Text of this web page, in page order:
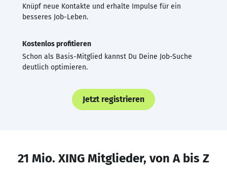
Knüpf neue Kontakte und erhalte Impulse für ein
besseres Job-Leben.
Kostenlos profitieren
Schon als Basis-Mitglied kannst Du Deine Job-Suche
deutlich optimieren.
Jetzt registrieren
21 Mio. XING Mitglieder, von A bis Z